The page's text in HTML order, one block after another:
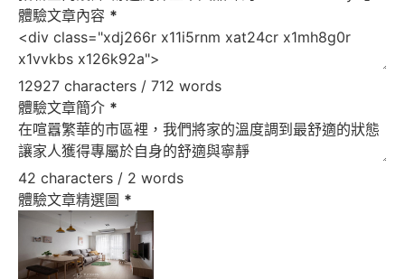
體驗文章內容 *
12927 characters / 712 words
體驗文章簡介 *
42 characters / 2 words
體驗文章精選圖 *